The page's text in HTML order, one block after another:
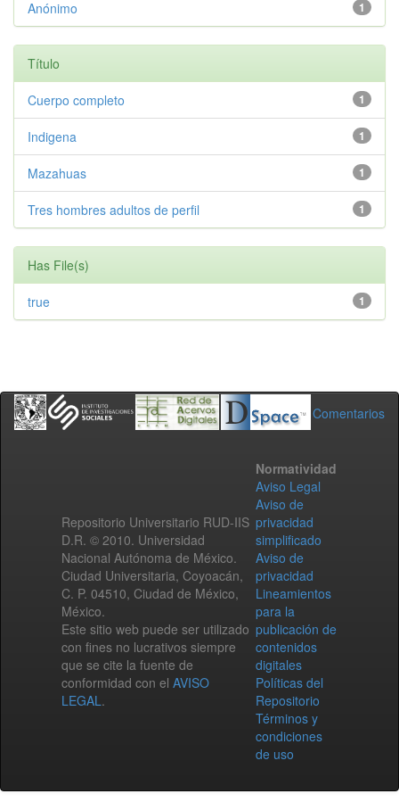
1
Anónimo
Título
1
Cuerpo completo
1
Indigena
1
Mazahuas
1
Tres hombres adultos de perfil
Has File(s)
1
true
Comentarios
Repositorio Universitario RUD-IIS
D.R. © 2010. Universidad
Nacional Autónoma de México.
Ciudad Universitaria, Coyoacán,
C. P. 04510, Ciudad de México,
México.
Este sitio web puede ser utilizado
con fines no lucrativos siempre
que se cite la fuente de
conformidad con el AVISO
LEGAL.
Normatividad
Aviso Legal
Aviso de
privacidad
simplificado
Aviso de
privacidad
Lineamientos
para la
publicación de
contenidos
digitales
Políticas del
Repositorio
Términos y
condiciones
de uso